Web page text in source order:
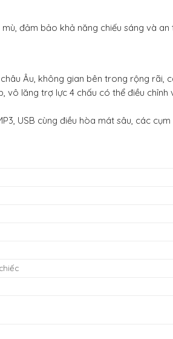
đảm bảo khả năng chiếu sáng và
Âu, không gian bên trong rộng rãi,
vô lăng trợ lực 4 chấu có thể điều
USB cùng điều hòa mát sâu, các